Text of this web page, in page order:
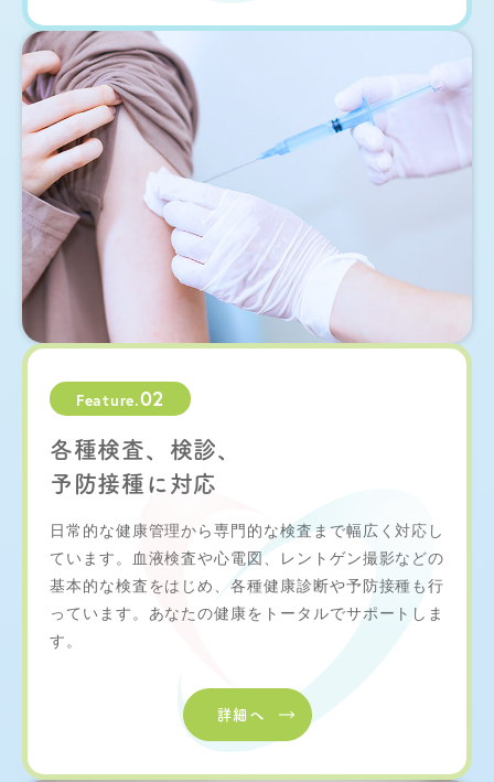
Feature.02
各種検査、検診、
予防接種に対応
日常的な健康管理から専門的な検査まで幅広く対応し
ています。血液検査や心電図、レントゲン撮影などの
基本的な検査をはじめ、各種健康診断や予防接種も行
っています。あなたの健康をトータルでサポートしま
す。
詳細へ